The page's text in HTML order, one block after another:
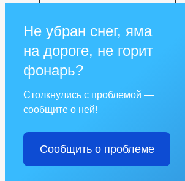
Не убран снег, яма
на дороге, не горит
фонарь?
Столкнулись с проблемой —
сообщите о ней!
Сообщить о проблеме